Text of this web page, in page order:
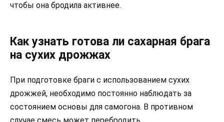
чтобы она бродила активнее.
Как узнать готова ли сахарная брага
на сухих дрожжах
При подготовке браги с использованием сухих
дрожжей, необходимо постоянно наблюдать за
состоянием основы для самогона. В противном